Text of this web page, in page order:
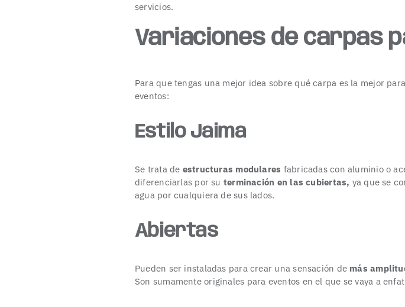
servicios.
Variaciones de carpas
Para que tengas una mejor idea sobre qué carpa es la mejor
eventos:
Estilo Jaima
Se trata de estructuras modulares fabricadas con aluminio o
diferenciarlas por su terminación en las cubiertas, ya que se
agua por cualquiera de sus lados.
Abiertas
Pueden ser instaladas para crear una sensación de más
Son sumamente originales para eventos en el que se vaya a